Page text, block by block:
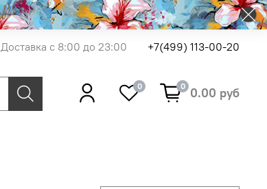
Доставка с 8:00 до 23:00 +7(499) 113-00-20
0 0 0.00 руб